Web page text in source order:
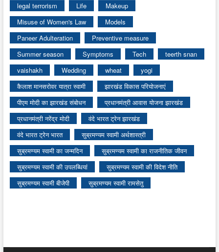
legal terrorism
Life
Makeup
Misuse of Women's Law
Models
Paneer Adulteration
Preventive measure
Summer season
Symptoms Tech
teerth snan
vaishakh
Wedding wheat
yogi
कैलाश मानसरोवर यात्रा स्वामी
झारखंड विकास परियोजनाएं
पीएम मोदी का झारखंड संबोधन
प्रधानमंत्री आवास योजना झारखंड
प्रधानमंत्री नरेंद्र मोदी
वंदे भारत ट्रेन झारखंड
वंदे भारत ट्रेन भारत
सुब्रमण्यम स्वामी अर्थशास्त्री
सुब्रमण्यम स्वामी का जन्मदिन
सुब्रमण्यम स्वामी का राजनीतिक जीवन
सुब्रमण्यम स्वामी की उपलब्धियां
सुब्रमण्यम स्वामी की विदेश नीति
सुब्रमण्यम स्वामी बीजेपी
सुब्रमण्यम स्वामी रामसेतु